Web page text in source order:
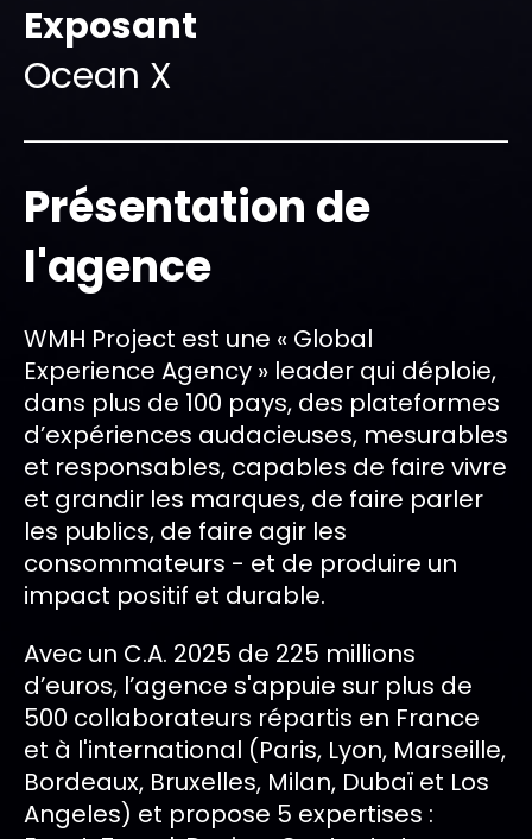
Exposant
Ocean X
Présentation de
l'agence
WMH Project est une « Global
Experience Agency » leader qui déploie,
dans plus de 100 pays, des plateformes
d’expériences audacieuses, mesurables
et responsables, capables de faire vivre
et grandir les marques, de faire parler
les publics, de faire agir les
consommateurs - et de produire un
impact positif et durable.
Avec un C.A. 2025 de 225 millions
d’euros, l’agence s'appuie sur plus de
500 collaborateurs répartis en France
et à l'international (Paris, Lyon, Marseille,
Bordeaux, Bruxelles, Milan, Dubaï et Los
Angeles) et propose 5 expertises :